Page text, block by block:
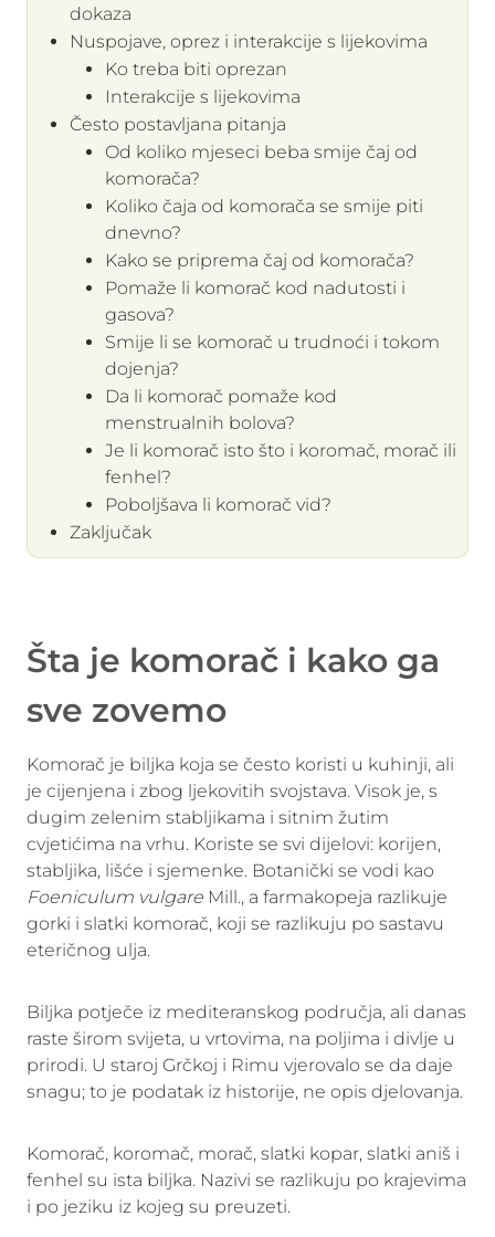
dokaza
Nuspojave, oprez i interakcije s lijekovima
Ko treba biti oprezan
Interakcije s lijekovima
Često postavljana pitanja
Od koliko mjeseci beba smije čaj od
komorača?
Koliko čaja od komorača se smije piti
dnevno?
Kako se priprema čaj od komorača?
Pomaže li komorač kod nadutosti i
gasova?
Smije li se komorač u trudnoći i tokom
dojenja?
Da li komorač pomaže kod
menstrualnih bolova?
Je li komorač isto što i koromač, morač ili
fenhel?
Poboljšava li komorač vid?
Zaključak
Šta je komorač i kako ga
sve zovemo
Komorač je biljka koja se često koristi u kuhinji, ali
je cijenjena i zbog ljekovitih svojstava. Visok je, s
dugim zelenim stabljikama i sitnim žutim
cvjetićima na vrhu. Koriste se svi dijelovi: korijen,
stabljika, lišće i sjemenke. Botanički se vodi kao
Foeniculum vulgare Mill., a farmakopeja razlikuje
gorki i slatki komorač, koji se razlikuju po sastavu
eteričnog ulja.
Biljka potječe iz mediteranskog područja, ali danas
raste širom svijeta, u vrtovima, na poljima i divlje u
prirodi. U staroj Grčkoj i Rimu vjerovalo se da daje
snagu; to je podatak iz historije, ne opis djelovanja.
Komorač, koromač, morač, slatki kopar, slatki aniš i
fenhel su ista biljka. Nazivi se razlikuju po krajevima
i po jeziku iz kojeg su preuzeti.